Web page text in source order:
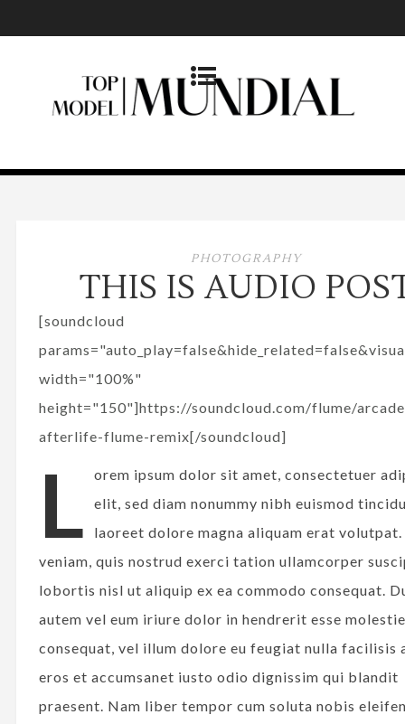
PHOTOGRAPHY
THIS IS AUDIO
[soundcloud
width="100%"
height="150"]https://soundcloud.com/flume/
afterlife-flume-remix[/soundcloud]
L
orem ipsum dolor sit amet, consectetuer
elit, sed diam nonummy nibh euismod
laoreet dolore magna aliquam erat
veniam, quis nostrud exerci tation ullamcorper
lobortis nisl ut aliquip ex ea commodo consequat.
autem vel eum iriure dolor in hendrerit esse molestie
consequat, vel illum dolore eu feugiat nulla facilisis
eros et accumsanet iusto odio dignissim qui blandit
praesent. Nam liber tempor cum soluta nobis